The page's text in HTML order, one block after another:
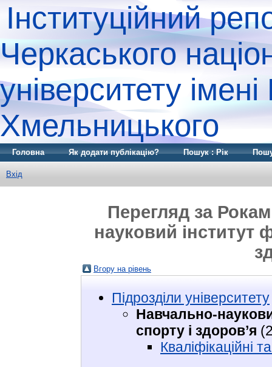
Інституційний
Черкаського
університету
Хмельницького
Головна Як додати публікацію? Пошук : Рік
Вхід
Перегляд за
науковий інститут
Вгору на рівень
Підрозділи університету
Навчально-
спорту і здоров’я
Кваліфікаційні